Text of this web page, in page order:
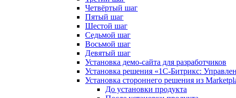
Четвёртый шаг
Пятый шаг
Шестой шаг
Седьмой шаг
Восьмой шаг
Девятый шаг
Установка демо-сайта для разработчиков
Установка решения «1C-Битрикс:
Установка стороннего решения из
До установки продукта